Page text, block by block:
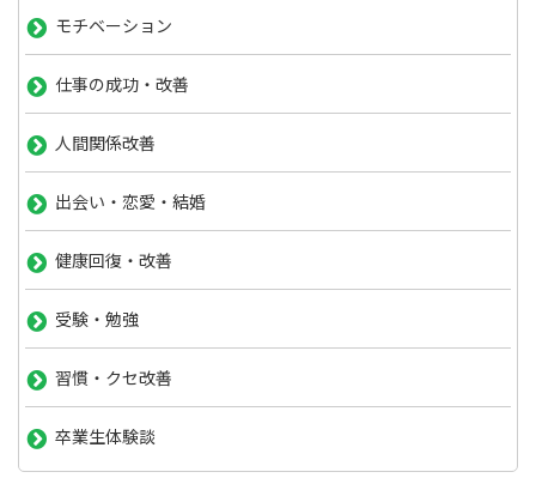
モチベーション
仕事の成功・改善
人間関係改善
出会い・恋愛・結婚
健康回復・改善
受験・勉強
習慣・クセ改善
卒業生体験談